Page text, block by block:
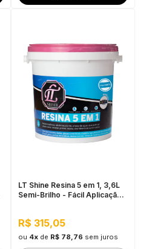
LT Shine Resina 5 em 1, 3,6L
Semi-Brilho - Fácil Aplicação,
R$ 315,05
ou 4xde R$ 78,76 sem juros